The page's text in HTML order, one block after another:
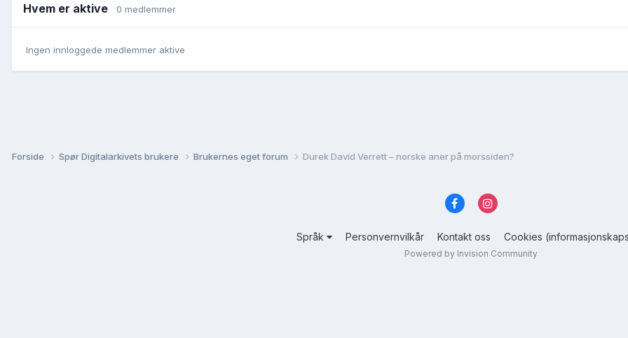
Hvem er aktive 0 medlemmer
Ingen innloggede medlemmer aktive
Forside Spør Digitalarkivets brukere Brukernes eget forum Durek David Verrett – norske aner på morssiden?
Språk Personvernvilkår Kontakt oss Cookies
Powered by Invision Community